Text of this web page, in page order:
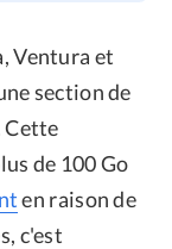
Ventura et
section de
Cette
de 100 Go
en raison de
c'est